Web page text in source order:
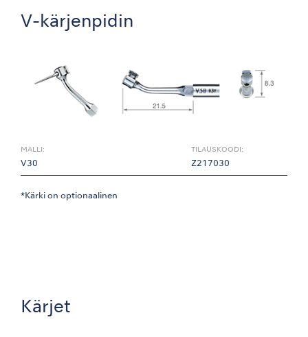
V-kärjenpidin
MALLI:
V30
TILAUSKOODI:
Z217030
*Kärki on optionaalinen
Kärjet